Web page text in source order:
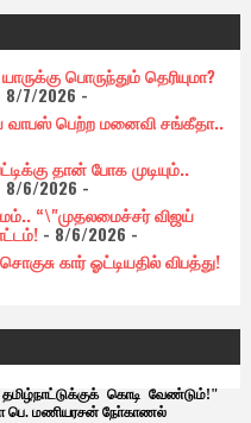
பொருந்தும் தெரியுமா?
7/2026 -
வாபஸ் பெற்ற மனைவி சங்கீதா..
தான் போக முடியும்..
6/2026 -
“\"முதலமைச்சர் விஜய்
- 8/6/2026 -
கார் ஓட்டியதில் விபத்து!
கொடி வேண்டும்!"
பெ. மணியரசன் நோ்காணல்